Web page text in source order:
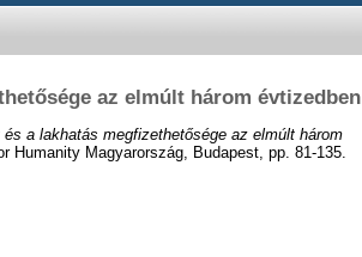
az elmúlt három évtizedben
a lakhatás megfizethetősége az elmúlt három
Magyarország, Budapest, pp. 81-135.